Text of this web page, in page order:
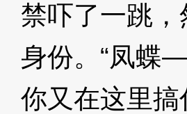
禁吓了一跳
身份。“凤蝶
你又在这里